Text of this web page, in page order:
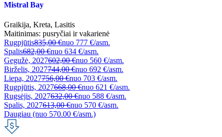
Mistral Bay
Graikija, Kreta, Lasitis
Maitinimas: pusryčiai ir vakarienė
Rugpjūtis835,00 €nuo 777 €/asm.
Spalis682,00 €nuo 634 €/asm.
Gegužė, 2027602,00 €nuo 560 €/asm.
Birželis, 2027744,00 €nuo 692 €/asm.
Liepa, 2027756,00 €nuo 703 €/asm.
Rugpjūtis, 2027668,00 €nuo 621 €/asm.
Rugsėjis, 2027632,00 €nuo 588 €/asm.
Spalis, 2027613,00 €nuo 570 €/asm.
Daugiau (nuo 570.00 €/asm.)